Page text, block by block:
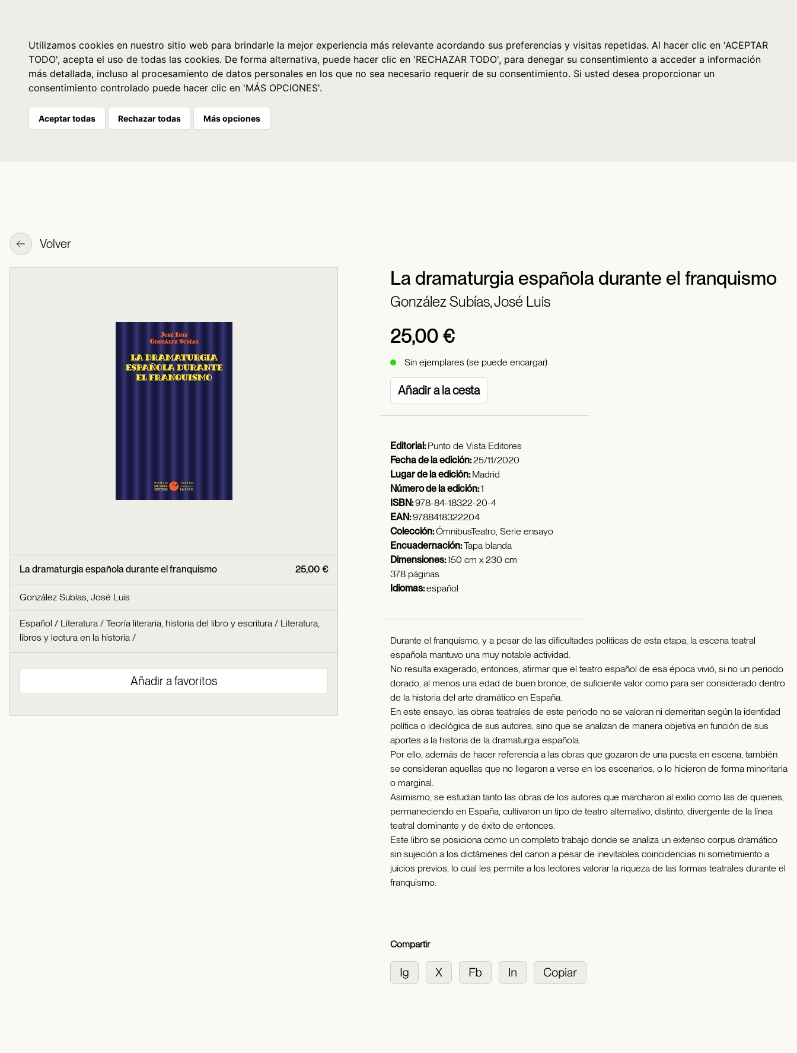
Utilizamos cookies en nuestro sitio web para brindarle la mejor experiencia más relevante acordando sus preferencias y visitas repetidas. Al hacer clic en 'ACEPTAR
TODO', acepta el uso de todas las cookies. De forma alternativa, puede hacer clic en 'RECHAZAR TODO', para denegar su consentimiento a acceder a información
más detallada, incluso al procesamiento de datos personales en los que no sea necesario requerir de su consentimiento. Si usted desea proporcionar un
consentimiento controlado puede hacer clic en 'MÁS OPCIONES'.
Aceptar todas Rechazar todas Más opciones
Volver
La dramaturgia española durante el franquismo
González Subías, José Luis
25,00 €
Sin ejemplares (se puede encargar)
Añadir a la cesta
25,00 €
La dramaturgia española durante el franquismo
González Subías, José Luis
Español / Literatura / Teoría literaria, historia del libro y escritura / Literatura,
libros y lectura en la historia /
Añadir a favoritos
Editorial:Punto de Vista Editores
Fecha de la edición:25/11/2020
Lugar de la edición:Madrid
Número de la edición:1
ISBN:978-84-18322-20-4
EAN:9788418322204
Colección:ÓmnibusTeatro, Serie ensayo
Encuadernación:Tapa blanda
Dimensiones:150 cm x 230 cm
378 páginas
Idiomas:español
Durante el franquismo, y a pesar de las dificultades políticas de esta etapa, la escena teatral
española mantuvo una muy notable actividad.
No resulta exagerado, entonces, afirmar que el teatro español de esa época vivió, si no un periodo
dorado, al menos una edad de buen bronce, de suficiente valor como para ser considerado dentro
de la historia del arte dramático en España.
En este ensayo, las obras teatrales de este periodo no se valoran ni demeritan según la identidad
política o ideológica de sus autores, sino que se analizan de manera objetiva en función de sus
aportes a la historia de la dramaturgia española.
Por ello, además de hacer referencia a las obras que gozaron de una puesta en escena, también
se consideran aquellas que no llegaron a verse en los escenarios, o lo hicieron de forma minoritaria
o marginal.
Asimismo, se estudian tanto las obras de los autores que marcharon al exilio como las de quienes,
permaneciendo en España, cultivaron un tipo de teatro alternativo, distinto, divergente de la línea
teatral dominante y de éxito de entonces.
Este libro se posiciona como un completo trabajo donde se analiza un extenso corpus dramático
sin sujeción a los dictámenes del canon a pesar de inevitables coincidencias ni sometimiento a
juicios previos, lo cual les permite a los lectores valorar la riqueza de las formas teatrales durante el
franquismo.
Compartir